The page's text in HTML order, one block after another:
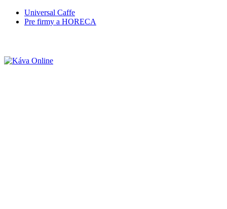
Universal Caffe
Pre firmy a HORECA